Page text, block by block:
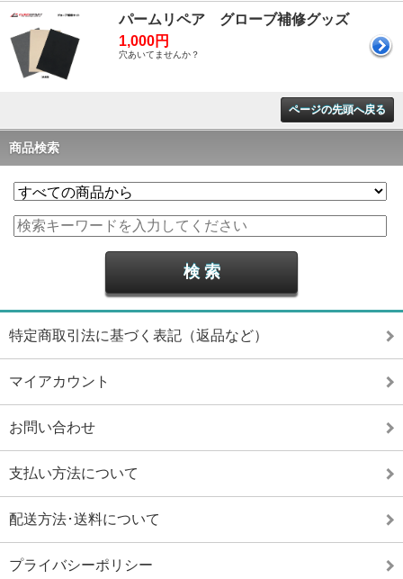
パームリペア グローブ補修グッズ
1,000円
穴あいてませんか？
ページの先頭へ戻る
商品検索
特定商取引法に基づく表記（返品など）
マイアカウント
お問い合わせ
支払い方法について
配送方法･送料について
プライバシーポリシー